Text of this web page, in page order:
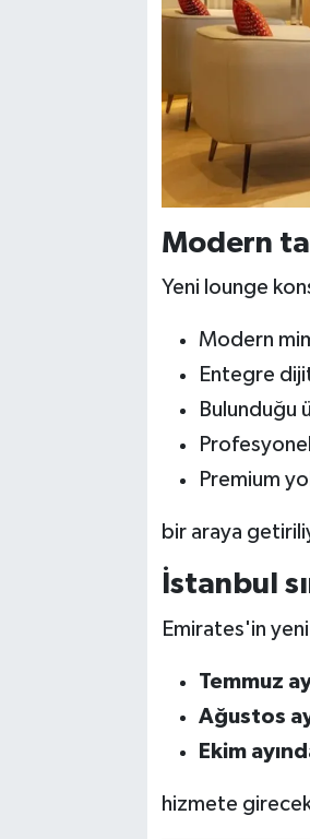
Modern
Yeni lounge
Modern
Entegre
Bulunduğu
Premium
bir araya
İstanbul
Emirates'in
Temmuz
Ağustos
Ekim
hizmete